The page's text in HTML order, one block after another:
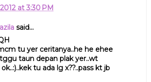
at 3:30 PM
said...
tu yer ceritanya..he he ehee
taun depan plak yer..wt
tu ada lg x??..pass kt jb